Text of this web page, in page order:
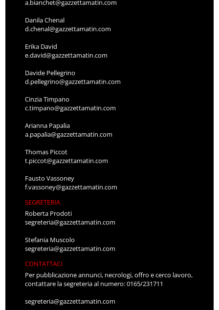
a.bianchet@gazzettamatin.com
Danila Chenal
d.chenal@gazzettamatin.com
Erika David
e.david@gazzettamatin.com
Davide Pellegrino
d.pellegrino@gazzettamatin.com
Cinzia Timpano
c.timpano@gazzettamatin.com
Arianna Papalia
a.papalia@gazzettamatin.com
Thomas Piccot
t.piccot@gazzettamatin.com
Fausto Vassoney
f.vassoney@gazzettamatin.com
SEGRETERIA
Roberta Prodoti
segreteria@gazzettamatin.com
Stefania Muscolo
segreteria@gazzettamatin.com
CONTATTACI
Per pubblicazione annunci, necrologi, offro e cerco lavoro,
contattare la segreteria al numero: 0165/231711
segreteria@gazzettamatin.com